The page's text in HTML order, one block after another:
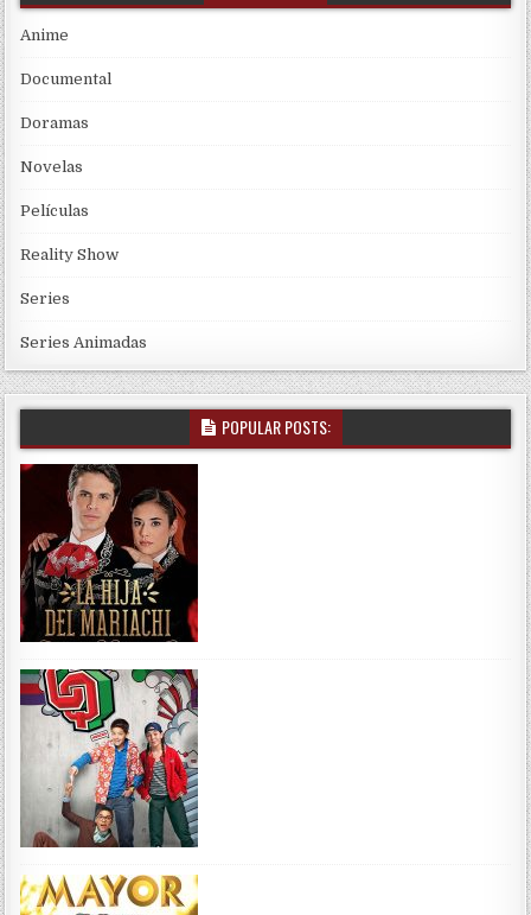
Anime
Documental
Doramas
Novelas
Películas
Reality Show
Series
Series Animadas
POPULAR POSTS: